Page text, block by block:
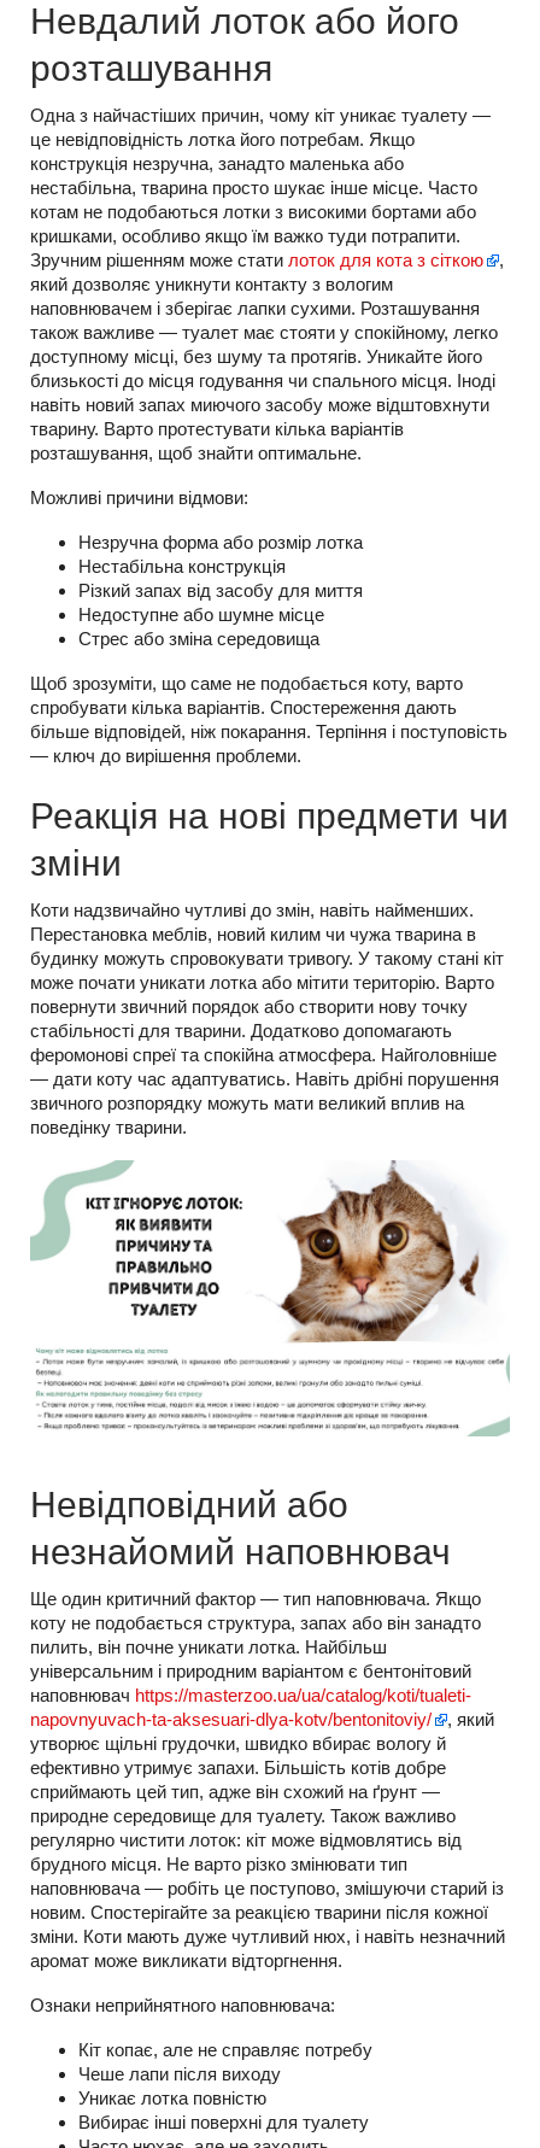
Невдалий лоток або його
розташування
Одна з найчастіших причин, чому кіт уникає туалету —
це невідповідність лотка його потребам. Якщо
конструкція незручна, занадто маленька або
нестабільна, тварина просто шукає інше місце. Часто
котам не подобаються лотки з високими бортами або
кришками, особливо якщо їм важко туди потрапити.
Зручним рішенням може стати лоток для кота з сіткою
,
який дозволяє уникнути контакту з вологим
наповнювачем і зберігає лапки сухими. Розташування
також важливе — туалет має стояти у спокійному, легко
доступному місці, без шуму та протягів. Уникайте його
близькості до місця годування чи спального місця. Іноді
навіть новий запах миючого засобу може відштовхнути
тварину. Варто протестувати кілька варіантів
розташування, щоб знайти оптимальне.
Можливі причини відмови:
Незручна форма або розмір лотка
Нестабільна конструкція
Різкий запах від засобу для миття
Недоступне або шумне місце
Стрес або зміна середовища
Щоб зрозуміти, що саме не подобається коту, варто
спробувати кілька варіантів. Спостереження дають
більше відповідей, ніж покарання. Терпіння і поступовість
— ключ до вирішення проблеми.
Реакція на нові предмети чи
зміни
Коти надзвичайно чутливі до змін, навіть найменших.
Перестановка меблів, новий килим чи чужа тварина в
будинку можуть спровокувати тривогу. У такому стані кіт
може почати уникати лотка або мітити територію. Варто
повернути звичний порядок або створити нову точку
стабільності для тварини. Додатково допомагають
феромонові спреї та спокійна атмосфера. Найголовніше
— дати коту час адаптуватись. Навіть дрібні порушення
звичного розпорядку можуть мати великий вплив на
поведінку тварини.
Невідповідний або
незнайомий наповнювач
Ще один критичний фактор — тип наповнювача. Якщо
коту не подобається структура, запах або він занадто
пилить, він почне уникати лотка. Найбільш
універсальним і природним варіантом є бентонітовий
наповнювач https://masterzoo.ua/ua/catalog/koti/tualeti-
napovnyuvach-ta-aksesuari-dlya-kotv/bentonitoviy/
, який
утворює щільні грудочки, швидко вбирає вологу й
ефективно утримує запахи. Більшість котів добре
сприймають цей тип, адже він схожий на ґрунт —
природне середовище для туалету. Також важливо
регулярно чистити лоток: кіт може відмовлятись від
брудного місця. Не варто різко змінювати тип
наповнювача — робіть це поступово, змішуючи старий із
новим. Спостерігайте за реакцією тварини після кожної
зміни. Коти мають дуже чутливий нюх, і навіть незначний
аромат може викликати відторгнення.
Ознаки неприйнятного наповнювача:
Кіт копає, але не справляє потребу
Чеше лапи після виходу
Уникає лотка повністю
Вибирає інші поверхні для туалету